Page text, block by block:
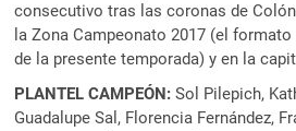
consecutivo tras las coronas de Colón
la Zona Campeonato 2017 (el
de la presente temporada) y en la
PLANTEL CAMPEÓN: Sol Pilepich,
Guadalupe Sal, Florencia Fernández,